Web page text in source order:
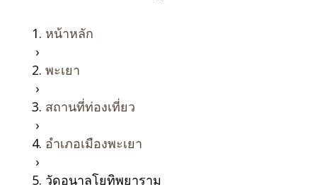
หน้าหลัก
›
พะเยา
›
สถานที่ท่องเที่ยว
›
อำเภอเมืองพะเยา
›
วัดอนาลโยทิพยาราม